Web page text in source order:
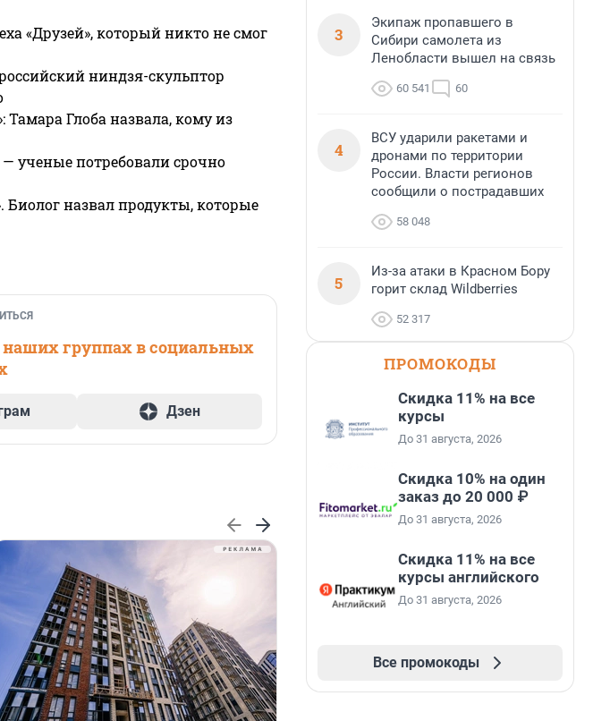
«Друзей», который никто не смог
ниндзя-скульптор
Глоба назвала, кому из
ученые потребовали срочно
назвал продукты, которые
группах в социальных
Дзен
3
Экипаж пропавшего в
Сибири самолета из
Ленобласти вышел на связь
60 541 60
4
ВСУ ударили ракетами и
дронами по территории
России. Власти регионов
сообщили о пострадавших
58 048
5
Из-за атаки в Красном Бору
горит склад Wildberries
52 317
ПРОМОКОДЫ
Скидка 11% на все
курсы
До 31 августа, 2026
Скидка 10% на один
заказ до 20 000 ₽
До 31 августа, 2026
Скидка 11% на все
курсы английского
До 31 августа, 2026
Все промокоды